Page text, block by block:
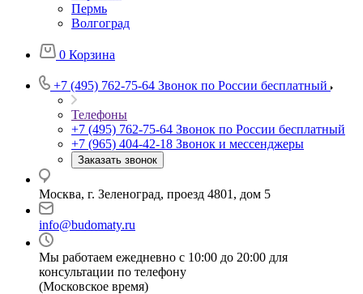
Пермь
Волгоград
0 Корзина
+7 (495) 762-75-64 Звонок по России бесплатный
Телефоны
+7 (495) 762-75-64 Звонок по России бесплатный
+7 (965) 404-42-18 Звонок и мессенджеры
Заказать звонок
Москва, г. Зеленоград, проезд 4801, дом 5
info@budomaty.ru
Мы работаем ежедневно с 10:00 до 20:00 для
консультации по телефону
(Московское время)